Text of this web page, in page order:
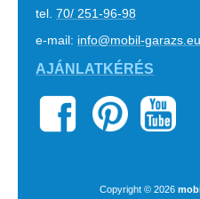
tel. 70/ 251-96-98
e-mail: info@mobil-garazs.eu
AJÁNLATKÉRÉS
Copyright © 2026